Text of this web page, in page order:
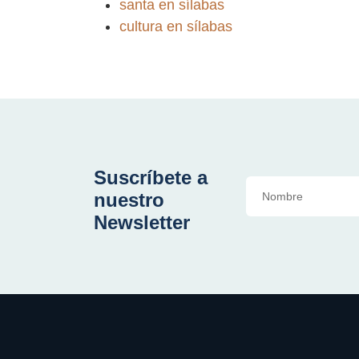
santa en sílabas
cultura en sílabas
Suscríbete a
nuestro
Newsletter